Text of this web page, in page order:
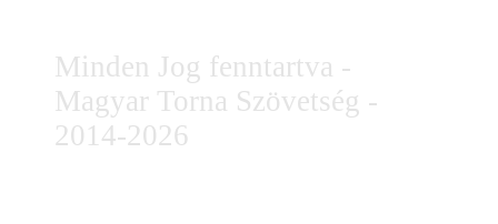
Minden Jog fenntartva -
Magyar Torna Szövetség -
2014-2026